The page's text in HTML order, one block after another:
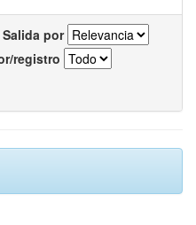
Salida por
registro